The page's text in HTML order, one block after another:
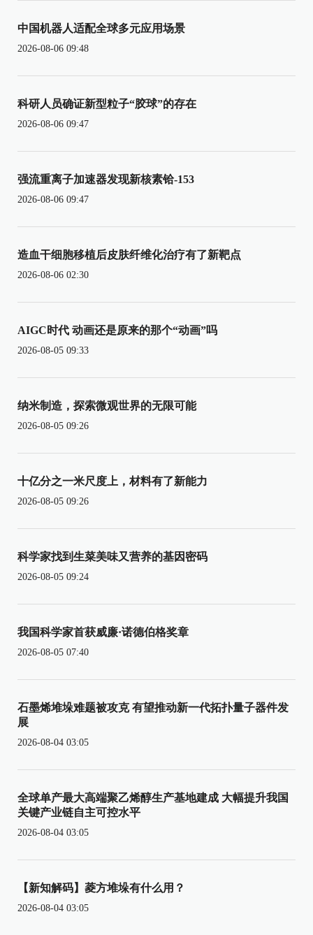
中国机器人适配全球多元应用场景
2026-08-06 09:48
科研人员确证新型粒子“胶球”的存在
2026-08-06 09:47
强流重离子加速器发现新核素铪-153
2026-08-06 09:47
造血干细胞移植后皮肤纤维化治疗有了新靶点
2026-08-06 02:30
AIGC时代 动画还是原来的那个“动画”吗
2026-08-05 09:33
纳米制造，探索微观世界的无限可能
2026-08-05 09:26
十亿分之一米尺度上，材料有了新能力
2026-08-05 09:26
科学家找到生菜美味又营养的基因密码
2026-08-05 09:24
我国科学家首获威廉·诺德伯格奖章
2026-08-05 07:40
石墨烯堆垛难题被攻克 有望推动新一代拓扑量子器件发
展
2026-08-04 03:05
全球单产最大高端聚乙烯醇生产基地建成 大幅提升我国
关键产业链自主可控水平
2026-08-04 03:05
【新知解码】菱方堆垛有什么用？
2026-08-04 03:05